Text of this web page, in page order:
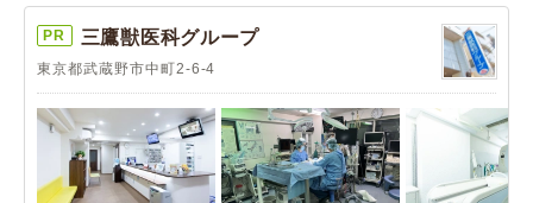
PR 三鷹獣医科グループ
東京都武蔵野市中町2-6-4